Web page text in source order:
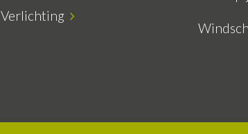
Verlichting